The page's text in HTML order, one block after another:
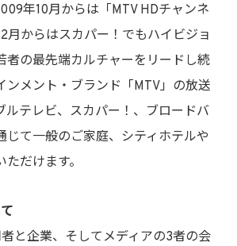
年10月からは「MTV HDチャンネ
月からはスカパー！でもハイビジョ
者の最先端カルチャーをリードし続
ンメント・ブランド「MTV」の放送
ルテレビ、スカパー！、ブロードバ
じて一般のご家庭、シティホテルや
だけます。
と企業、そしてメディアの3者の会